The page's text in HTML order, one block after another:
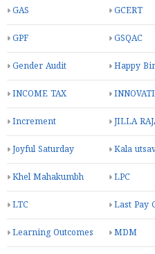
GAS GCERT
GPF GSQAC
Gender Audit Happy
INCOME TAX
Increment JILLA
Joyful Saturday Kala
Khel Mahakumbh LPC
LTC Last Pay
Learning Outcomes MDM